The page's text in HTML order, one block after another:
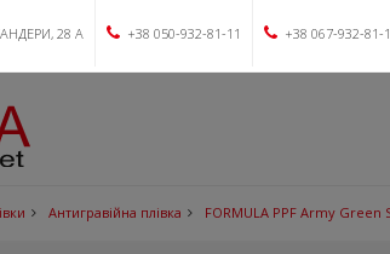
28 А +38 050-932-81-11 +38 067-932-81-
Антигравійна плівка FORMULA PPF Army Green